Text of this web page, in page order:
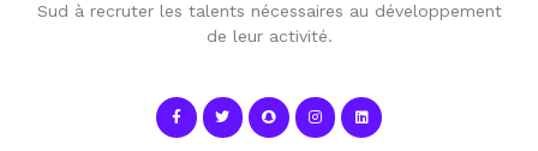
Sud à recruter les talents nécessaires au développement
de leur activité.